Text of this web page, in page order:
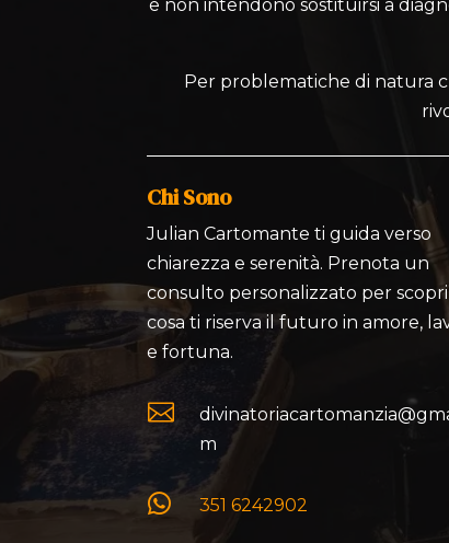
e non intendono sostituirsi a
Per problematiche di natura
Chi Sono
Julian Cartomante ti guida verso
chiarezza e serenità. Prenota un
consulto personalizzato per
cosa ti riserva il futuro in amore,
e fortuna.

m
 351 6242902